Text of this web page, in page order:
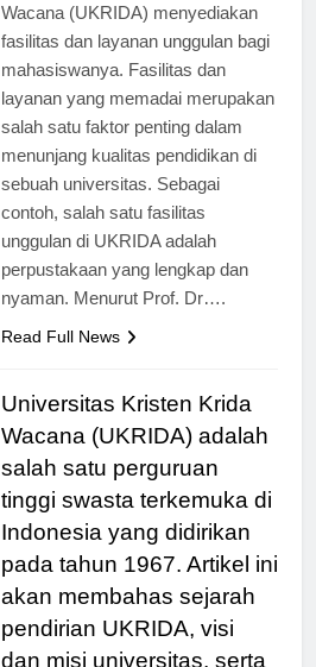
Indonesia, Universitas Kristen Krida
Wacana (UKRIDA) menyediakan
fasilitas dan layanan unggulan bagi
mahasiswanya. Fasilitas dan
layanan yang memadai merupakan
salah satu faktor penting dalam
menunjang kualitas pendidikan di
sebuah universitas. Sebagai
contoh, salah satu fasilitas
unggulan di UKRIDA adalah
perpustakaan yang lengkap dan
Universitas Kristen Krida
Wacana (UKRIDA) adalah
salah satu perguruan
tinggi swasta terkemuka di
Indonesia yang didirikan
pada tahun 1967. Artikel ini
akan membahas sejarah
pendirian UKRIDA, visi